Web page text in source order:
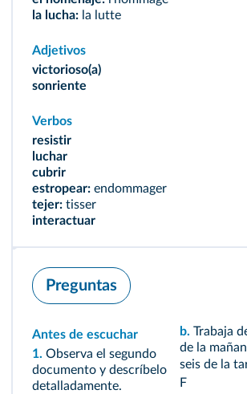
la lucha: la lutte
Adjetivos
victorioso(a)
sonriente
Verbos
resistir
luchar
cubrir
estropear: endommager
tejer: tisser
interactuar
Preguntas
Antes de escuchar
1. Observa el segundo
documento y descríbelo
detalladamente.
b. Trabaja
de la
seis de la
F